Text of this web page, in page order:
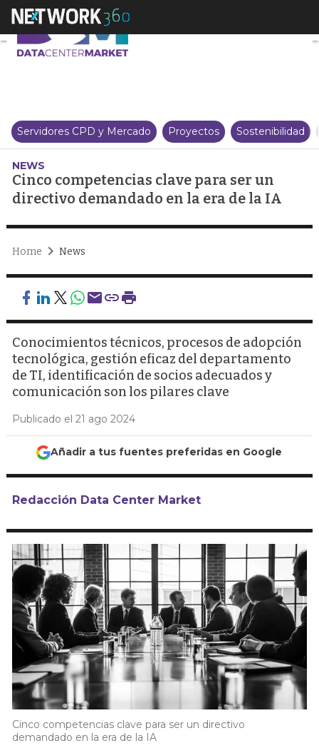
Cinco competencias clave
Servidores CPD y Mercado Proyectos Sostenibilidad
NEWS
Cinco competencias clave para ser un
directivo demandado en la era de la IA
Home News
Conocimientos técnicos, procesos de adopción
tecnológica, gestión eficaz del departamento
de TI, identificación de socios adecuados y
comunicación son los pilares clave
Publicado el 21 ago 2024
Añadir a tus fuentes preferidas en Google
Redacción Data Center Market
Cinco competencias clave para ser un directivo
demandado en la era de la IA